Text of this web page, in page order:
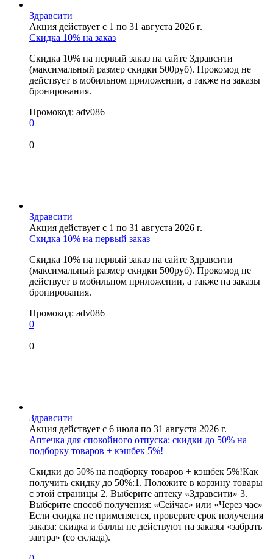
Здравсити
Акция действует с 1 по 31 августа 2026 г.
Скидка 10% на заказ
Скидка 10% на первый заказ на сайте Здравсити
(максимальный размер скидки 500руб). Прокомод не
действует в мобильном приложении, а также на заказы
бронирования.
Промокод: adv086
0
0
Здравсити
Акция действует с 1 по 31 августа 2026 г.
Скидка 10% на первый заказ
Скидка 10% на первый заказ на сайте Здравсити
(максимальный размер скидки 500руб). Прокомод не
действует в мобильном приложении, а также на заказы
бронирования.
Промокод: adv086
0
0
Здравсити
Акция действует с 6 июля по 31 августа 2026 г.
Аптечка для спокойного отпуска: скидки до 50% на
подборку товаров + кэшбек 5%!
Скидки до 50% на подборку товаров + кэшбек 5%!Как
получить скидку до 50%:1. Положите в корзину товары
с этой страницы 2. Выберите аптеку «Здравсити» 3.
Выберите способ получения: «Сейчас» или «Через час»
Если скидка не применяется, проверьте срок получения
заказа: скидка и баллы не действуют на заказы «забрать
завтра» (со склада).